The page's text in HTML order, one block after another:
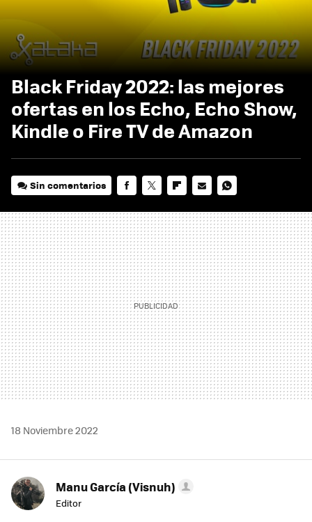
Black Friday 2022: las mejores
ofertas en los Echo, Echo Show,
Kindle o Fire TV de Amazon
Sin comentarios
MAIL
18 Noviembre 2022
Manu García (Visnuh)
Editor